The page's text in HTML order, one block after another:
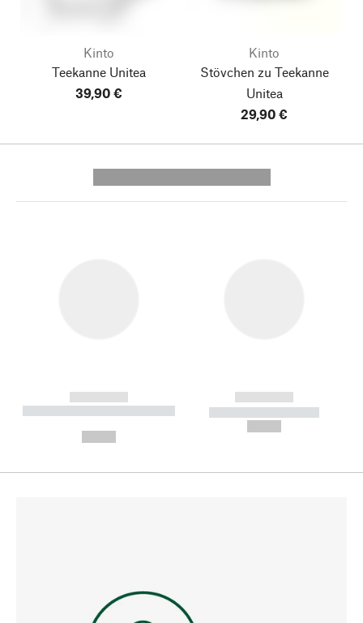
Kinto
Teekanne Unitea
39,90 €
Kinto
Stövchen zu Teekanne
Unitea
29,90 €
------------
----------- ----------- --------
------------
----------- -----------